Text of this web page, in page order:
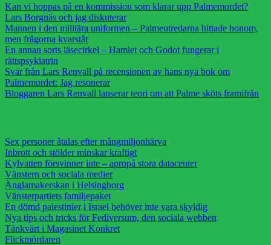
Kan vi hoppas på en kommission som klarar upp Palmemordet?
Lars Borgnäs och jag diskuterar
Mannen i den militära uniformen – Palmeutredarna hittade honom,
men frågorna kvarstår
En annan sorts läsecirkel – Hamlet och Godot fungerar i
rättspsykiatrin
Svar från Lars Renvall på recensionen av hans nya bok om
Palmemordet: Jag resonerar
Bloggaren Lars Renvall lanserar teori om att Palme sköts framifrån
Sex personer åtalas efter mångmiljonhärva
Inbrott och stölder minskar kraftigt
Kylvatten försvinner inte – apropå stora datacenter
Vänstern och sociala medier
Änglamakerskan i Helsingborg
Vänsterpartiets familjepaket
En dömd palestinier i Israel behöver inte vara skyldig
Nya tips och tricks för Fediversum, den sociala webben
Tänkvärt i Magasinet Konkret
Flickmördaren